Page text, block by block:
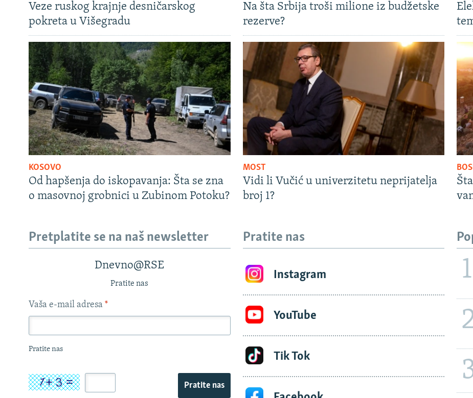
Veze ruskog krajnje desničarskog
pokreta u Višegradu
Na šta Srbija troši milione iz budžetske
rezerve?
KOSOVO
Od hapšenja do iskopavanja: Šta se zna
o masovnoj grobnici u Zubinom Potoku?
MOST
Vidi li Vučić u univerzitetu neprijatelja
broj 1?
Pretplatite se na naš newsletter
Dnevno@RSE
Pratite nas
Vaša e-mail adresa *
Pratite nas
Pratite nas
Pratite nas
Instagram
YouTube
Tik Tok
1